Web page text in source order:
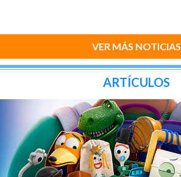
VER MÁS NOTICIAS
ARTÍCULOS